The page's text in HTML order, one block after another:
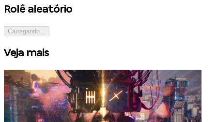
Rolê aleatório
Carregando...
Veja mais